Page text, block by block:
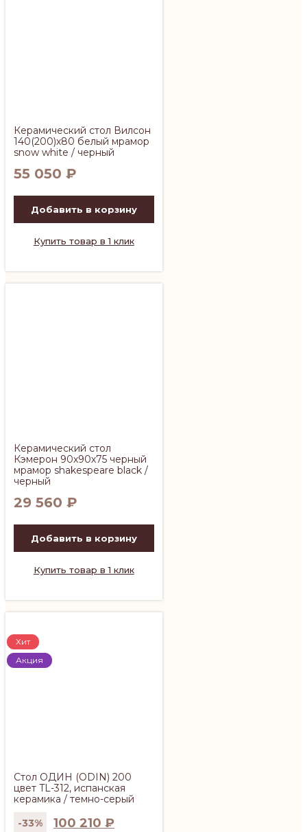
Керамический стол Вилсон
140(200)х80 белый мрамор
snow white / черный
55 050 ₽
Добавить в корзину
Купить товар в 1 клик
Керамический стол
Кэмерон 90х90х75 черный
мрамор shakespeare black /
черный
29 560 ₽
Добавить в корзину
Купить товар в 1 клик
Хит
Акция
Стол ОДИН (ODIN) 200
цвет TL-312, испанская
керамика / темно-серый
100 210 ₽
-33%